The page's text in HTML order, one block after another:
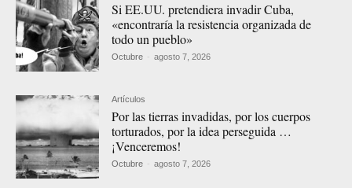
Si EE.UU. pretendiera invadir Cuba,
«encontraría la resistencia organizada de
todo un pueblo»
Octubre - agosto 7, 2026
Artículos
Por las tierras invadidas, por los cuerpos
torturados, por la idea perseguida …
¡Venceremos!
Octubre - agosto 7, 2026